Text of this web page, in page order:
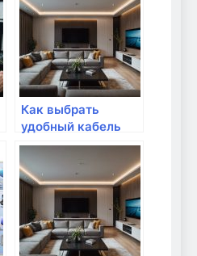
Как выбрать
удобный кабель
для подключения
интернета?